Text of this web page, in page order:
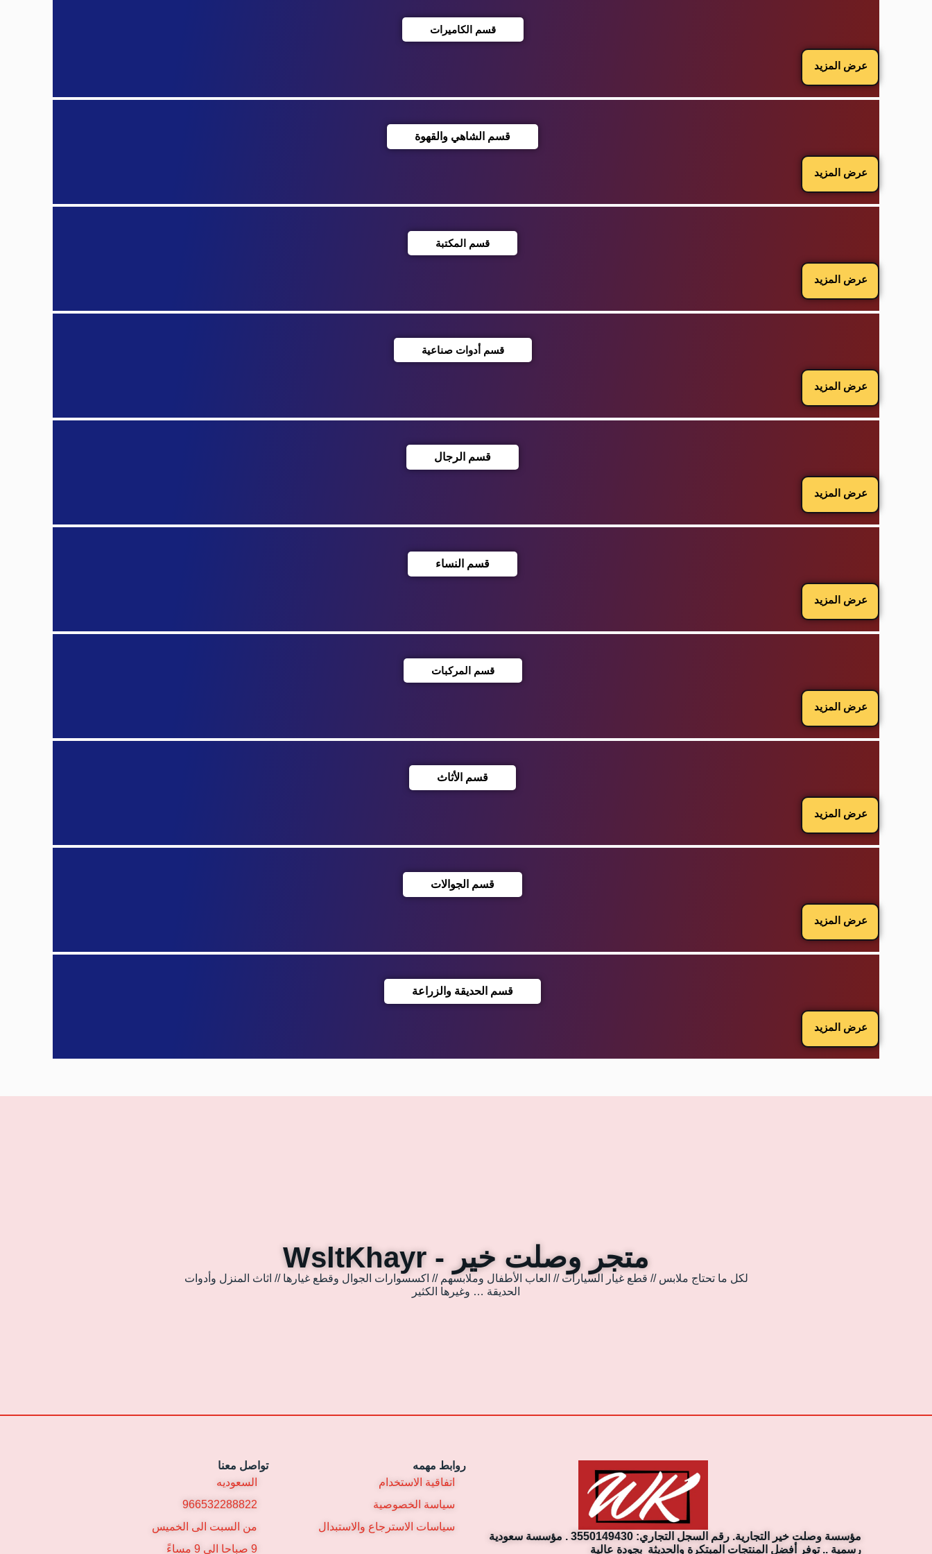
قسم الكاميرات
عرض المزيد
قسم الشاهي والقهوة
عرض المزيد
قسم المكتبة
عرض المزيد
قسم أدوات صناعية
عرض المزيد
قسم الرجال
عرض المزيد
قسم النساء
عرض المزيد
قسم المركبات
عرض المزيد
قسم الأثاث
عرض المزيد
قسم الجوالات
عرض المزيد
قسم الحديقة والزراعة
عرض المزيد
متجر وصلت خير - WsltKhayr
لكل ما تحتاج ملابس // قطع غيار السيارات // العاب الأطفال وملابسهم // اكسسوارات الجوال وقطع غيارها // اثاث المنزل وأدوات
الحديقة … وغيرها الكثير
مؤسسة وصلت خير التجارية. رقم السجل التجاري: 3550149430 . مؤسسة سعودية
رسمية .. توفر أفضل المنتجات المبتكرة والحديثة بجودة عالية
روابط مهمه
اتفاقية الاستخدام
سياسة الخصوصية
سياسات الاسترجاع والاستبدال
تواصل معنا
السعوديه
966532288822
من السبت الى الخميس
9 صباحا الى 9 مساءً